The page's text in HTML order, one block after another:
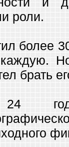
роли.
более
Но
брать